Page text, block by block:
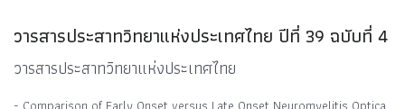
วารสารประสาทวิทยาแห่งประเทศไทย ปีที่ 39 ฉบับที่ 4
วารสารประสาทวิทยาแห่งประเทศไทย